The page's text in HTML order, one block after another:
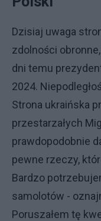
Dzisiaj uwaga
zdolności obronne,
dni temu
2024.
Strona ukraińska
przestarzałych
prawdopodobnie
pewne rzeczy,
Bardzo
samolotów -
Poruszałem tę